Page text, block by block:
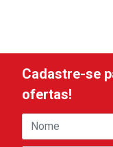
Cadastre-se
ofertas!